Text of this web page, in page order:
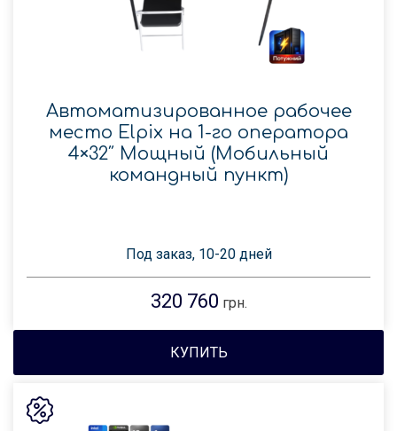
Автоматизированное рабочее
место Elpix на 1-го оператора
4×32″ Мощный (Мобильный
командный пункт)
Под заказ, 10-20 дней
320 760 грн.
КУПИТЬ